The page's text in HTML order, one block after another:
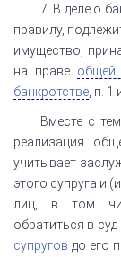
7. В деле о
правилу,
имущество,
на праве общей
банкротстве , п. 1
Вместе с
реализация
учитывает
этого супруга и
лиц, в том
обратиться в
супругов до его